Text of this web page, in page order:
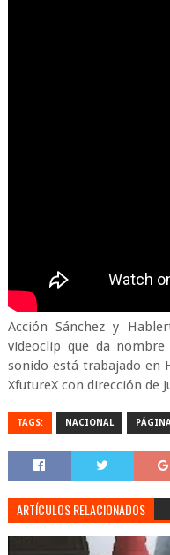
Acción Sánchez y
videoclip que da
sonido está trabajado en
XfutureX con dirección de
TAGS: NACIONAL
ARTÍCULOS RELACIONADOS